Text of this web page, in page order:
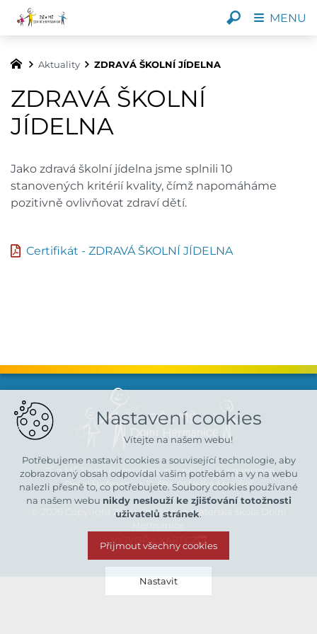
Aktuality ZDRAVÁ ŠKOLNÍ JÍDELNA
ZDRAVÁ ŠKOLNÍ
JÍDELNA
Jako zdravá školní jídelna jsme splnili 10
stanovených kritérií kvality, čímž napomáháme
pozitivně ovlivňovat zdraví dětí.
Certifikát - ZDRAVÁ ŠKOLNÍ JÍDELNA
ZŠ a MŠ Dolní Heřmanice, příspěvková organizace
Dolní Heřmanice 11, 594 01 Velké Meziříčí
© 2026 Copyright Základní škola a Mateřská škola Dolní
VYTVOŘIL XART.CZ
MENU
Nastavení cookies
Vítejte na našem webu!
Potřebujeme nastavit cookies a související technologie, aby
zobrazovaný obsah odpovídal vašim potřebám a vy na webu
nalezli přesně to, co potřebujete. Soubory cookies používané
na našem webu nikdy neslouží ke zjišťování totožnosti
uživatelů stránek.
Přijmout všechny cookies
Nastavit